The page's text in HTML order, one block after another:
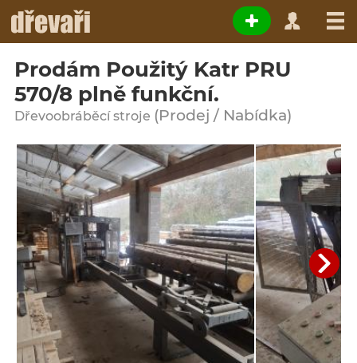
Prodám Použitý Katr PRU
570/8 plně funkční.
Dřevoobráběcí stroje (Prodej / Nabídka)